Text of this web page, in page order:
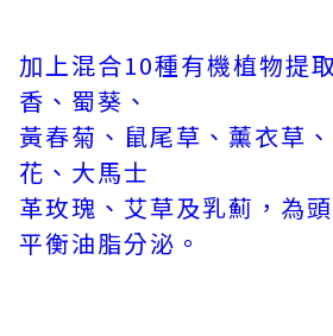
加上混合10種有機植物提
香、蜀葵、
黃春菊、鼠尾草、薰衣草
花、大馬士
革玫瑰、艾草及乳薊，為
平衡油脂分泌。